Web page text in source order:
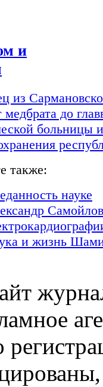
и
из
медбрата до
больницы
также:
науке
и жизнь